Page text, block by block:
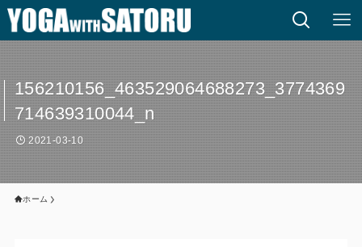
156210156_463529064688273_3774369
714639310044_n
2021-03-10
ホーム